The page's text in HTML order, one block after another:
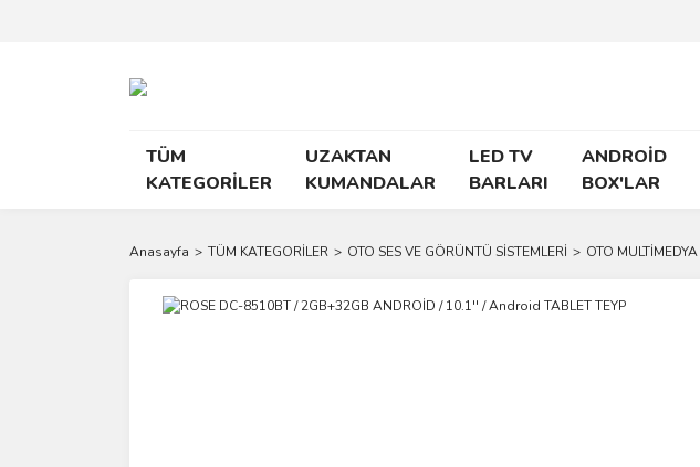
TÜM
KATEGORİLER
UZAKTAN
KUMANDALAR
LED TV
BARLARI
ANDROİD
BOX'LAR
Anasayfa TÜM KATEGORİLER OTO SES VE GÖRÜNTÜ SİSTEMLERİ OTO MULTİMEDYA